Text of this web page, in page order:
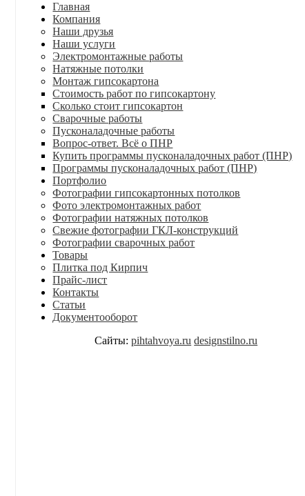
Главная
Компания
Наши друзья
Наши услуги
Электромонтажные работы
Натяжные потолки
Монтаж гипсокартона
Стоимость работ по гипсокартону
Сколько стоит гипсокартон
Сварочные работы
Пусконаладочные работы
Вопрос-ответ. Всё о ПНР
Купить программы пусконаладочных работ (ПНР)
Программы пусконаладочных работ (ПНР)
Портфолио
Фотографии гипсокартонных потолков
Фото электромонтажных работ
Фотографии натяжных потолков
Свежие фотографии ГКЛ-конструкций
Фотографии сварочных работ
Товары
Плитка под Кирпич
Прайс-лист
Контакты
Статьи
Документооборот
Сайты:pihtahvoya.ru designstilno.ru